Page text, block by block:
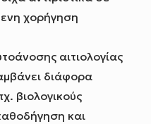
χορήγηση
αιτιολογίας
διάφορα
βιολογικούς
και